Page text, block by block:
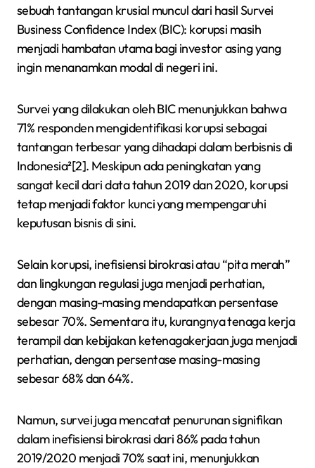
sebuah tantangan krusial muncul dari hasil Survei
Business Confidence Index (BIC): korupsi masih
menjadi hambatan utama bagi investor asing yang
ingin menanamkan modal di negeri ini.
Survei yang dilakukan oleh BIC menunjukkan bahwa
71% responden mengidentifikasi korupsi sebagai
tantangan terbesar yang dihadapi dalam berbisnis di
Indonesia²[2]. Meskipun ada peningkatan yang
sangat kecil dari data tahun 2019 dan 2020, korupsi
tetap menjadi faktor kunci yang mempengaruhi
keputusan bisnis di sini.
Selain korupsi, inefisiensi birokrasi atau “pita merah”
dan lingkungan regulasi juga menjadi perhatian,
dengan masing-masing mendapatkan persentase
sebesar 70%. Sementara itu, kurangnya tenaga kerja
terampil dan kebijakan ketenagakerjaan juga menjadi
perhatian, dengan persentase masing-masing
sebesar 68% dan 64%.
Namun, survei juga mencatat penurunan signifikan
dalam inefisiensi birokrasi dari 86% pada tahun
2019/2020 menjadi 70% saat ini, menunjukkan